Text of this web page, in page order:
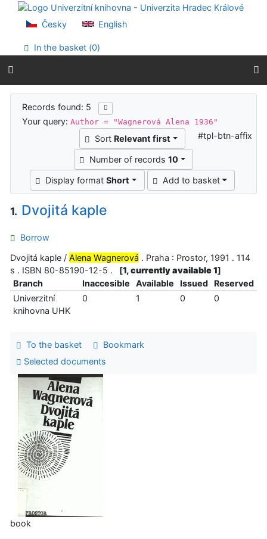
Go to content
Go to menu
Accessibility declaration
Česky English
In the basket (0)
Search results
Records found: 5
Your query:Author = "Wagnerová Alena 1936"
Sort Relevant first
Number of records 10
Display formatShort Add to basket
#tpl-btn-affix
1. Dvojitá kaple
Borrow
Dvojitá kaple / Alena Wagnerová . Praha : Prostor, 1991 . 114
s . ISBN 80-85190-12-5 .
[1, currently available 1]
Branch
Inaccesible Available Issued
Reserved
Univerzitní
knihovna UHK
0 1 0 0
To the basket
Bookmark
Selected documents
book